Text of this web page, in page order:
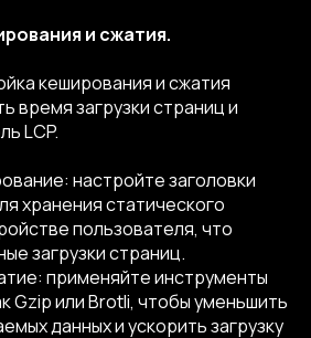
и сжатия.
кеширования и сжатия
время загрузки страниц и
LCP.
настройте заголовки
хранения статического
пользователя, что
загрузки страниц.
применяйте инструменты
Gzip или Brotli, чтобы уменьшить
данных и ускорить загрузку